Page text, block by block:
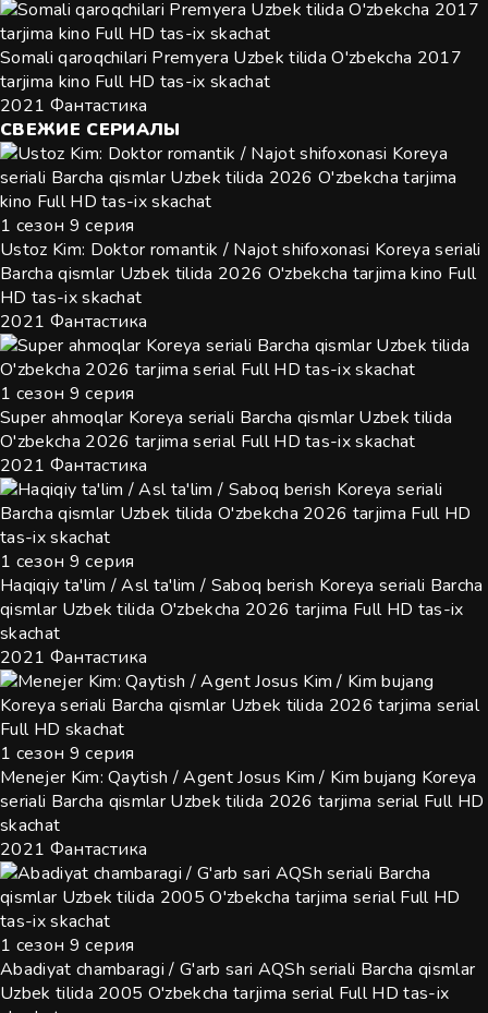
Somali qaroqchilari Premyera Uzbek tilida O'zbekcha 2017
tarjima kino Full HD tas-ix skachat
2021 Фантастика
СВЕЖИЕ СЕРИАЛЫ
1 сезон 9 серия
Ustoz Kim: Doktor romantik / Najot shifoxonasi Koreya seriali
Barcha qismlar Uzbek tilida 2026 O'zbekcha tarjima kino Full
HD tas-ix skachat
2021 Фантастика
1 сезон 9 серия
Super ahmoqlar Koreya seriali Barcha qismlar Uzbek tilida
O'zbekcha 2026 tarjima serial Full HD tas-ix skachat
2021 Фантастика
1 сезон 9 серия
Haqiqiy ta'lim / Asl ta'lim / Saboq berish Koreya seriali Barcha
qismlar Uzbek tilida O'zbekcha 2026 tarjima Full HD tas-ix
skachat
2021 Фантастика
1 сезон 9 серия
Menejer Kim: Qaytish / Agent Josus Kim / Kim bujang Koreya
seriali Barcha qismlar Uzbek tilida 2026 tarjima serial Full HD
skachat
2021 Фантастика
1 сезон 9 серия
Abadiyat chambaragi / G'arb sari AQSh seriali Barcha qismlar
Uzbek tilida 2005 O'zbekcha tarjima serial Full HD tas-ix